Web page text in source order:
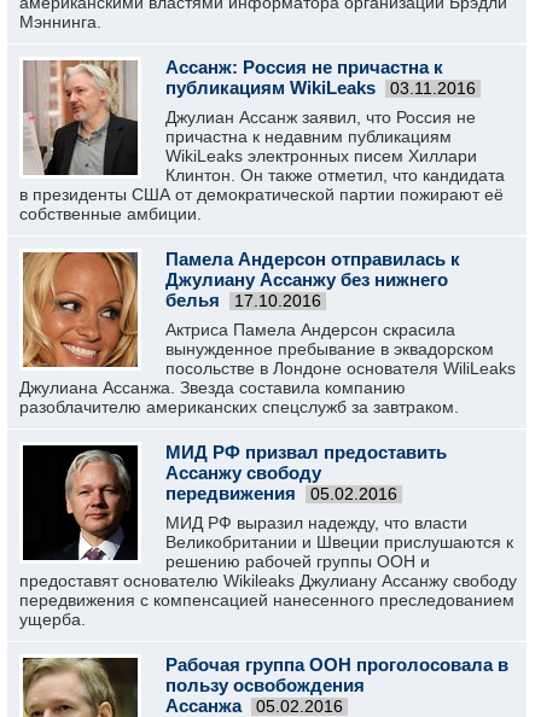
Мэннинга.
Ассанж: Россия не причастна к
публикациям WikiLeaks
03.11.2016
Джулиан Ассанж заявил, что Россия не
причастна к недавним публикациям
WikiLeaks электронных писем Хиллари
Клинтон. Он также отметил, что кандидата
в президенты США от демократической партии пожирают её
собственные амбиции.
Памела Андерсон отправилась к
Джулиану Ассанжу без нижнего
белья
17.10.2016
Актриса Памела Андерсон скрасила
вынужденное пребывание в эквадорском
посольстве в Лондоне основателя WiliLeaks
Джулиана Ассанжа. Звезда составила компанию
разоблачителю американских спецслужб за завтраком.
МИД РФ призвал предоставить
Ассанжу свободу
передвижения
05.02.2016
МИД РФ выразил надежду, что власти
Великобритании и Швеции прислушаются к
решению рабочей группы ООН и
предоставят основателю Wikileaks Джулиану Ассанжу свободу
передвижения с компенсацией нанесенного преследованием
ущерба.
Рабочая группа ООН проголосовала в
пользу освобождения
Ассанжа
05.02.2016